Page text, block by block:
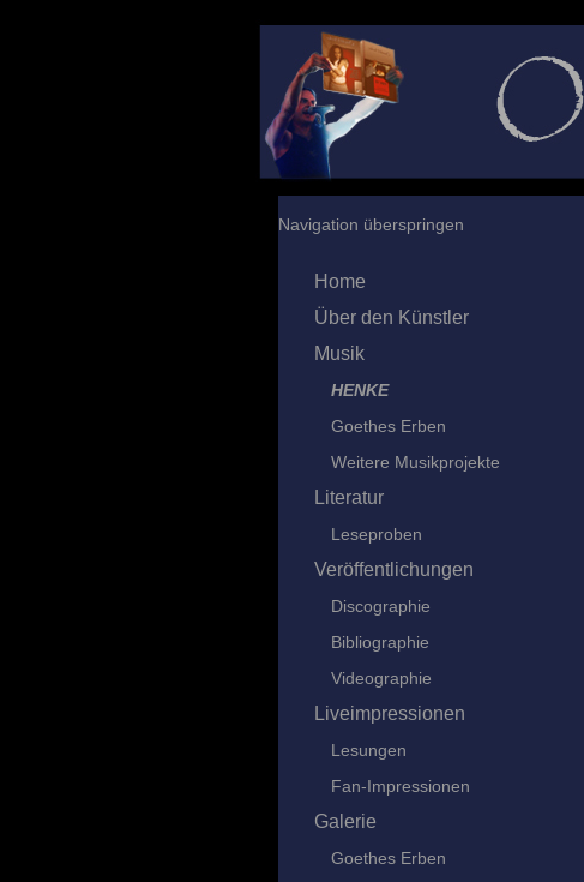
Navigation überspringen
Home
Über den Künstler
Musik
HENKE
Goethes Erben
Weitere Musikprojekte
Literatur
Leseproben
Veröffentlichungen
Discographie
Bibliographie
Videographie
Liveimpressionen
Lesungen
Fan-Impressionen
Galerie
Goethes Erben